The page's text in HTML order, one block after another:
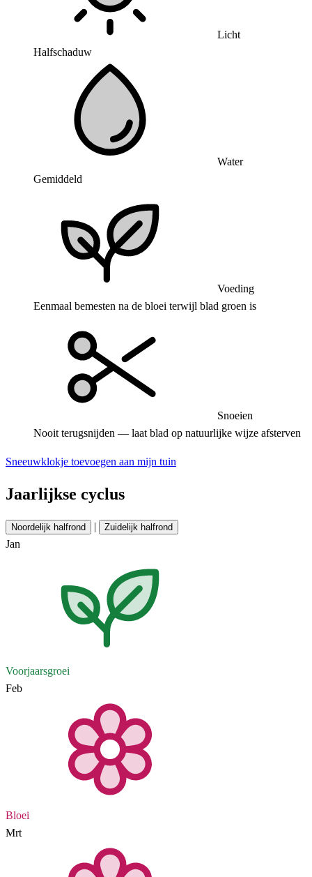
Licht
Halfschaduw
Water
Gemiddeld
Voeding
Eenmaal bemesten na de bloei terwijl blad groen is
Snoeien
Nooit terugsnijden — laat blad op natuurlijke wijze afsterven
Sneeuwklokje toevoegen aan mijn tuin
Jaarlijkse cyclus
Noordelijk halfrond | Zuidelijk halfrond
Jan
Voorjaarsgroei
Feb
Bloei
Mrt